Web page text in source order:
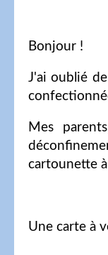
Bonjour !
J'ai oublié
Mes
cartounette
Une carte à